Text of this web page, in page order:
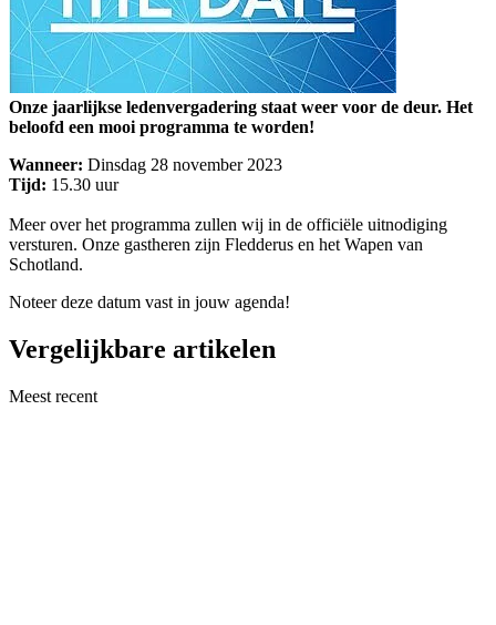
Onze jaarlijkse ledenvergadering staat weer voor de deur. Het
beloofd een mooi programma te worden!
Wanneer: Dinsdag 28 november 2023
Tijd: 15.30 uur
Meer over het programma zullen wij in de officiële uitnodiging
versturen. Onze gastheren zijn Fledderus en het Wapen van
Schotland.
Noteer deze datum vast in jouw agenda!
Vergelijkbare artikelen
Meest recent